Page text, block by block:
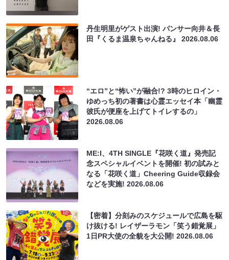
丹生明里がゲスト出演! パンサー向井＆長
田『くるま温泉ちゃんねる』2026.08.06
“エロ”と“怖い”が融合!? 3時のヒロイン・
ゆめっち初の著書は心霊エッセイ本「幽霊
彼氏が便座を上げてトイレするの」
2026.08.06
ME:I、4TH SINGLE『花咲く道』発売記
念スペシャルイベントを開催! 初の試みと
なる「花咲く道」Cheering Guide収録会
などを実施!2026.08.06
【密着】分刻みのスケジュールで広島を駆
け抜ける! レイザーラモン「笑う錯覚展」
1日PR大使の全貌を大公開!2026.08.06